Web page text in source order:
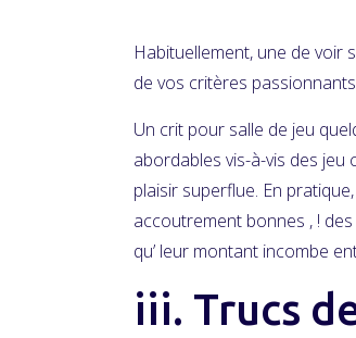
Habituellement, une de
de vos critères
Un crit pour salle de jeu
abordables vis-à-vis des jeu
plaisir superflue. En
accoutrement bonnes , !
qu’ leur montant incombe
iii. Trucs